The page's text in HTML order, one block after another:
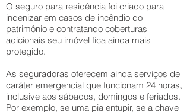
O seguro para residência foi criado para
indenizar em casos de incêndio do
patrimônio e contratando coberturas
adicionais seu imóvel fica ainda mais
protegido.
As seguradoras oferecem ainda serviços de
caráter emergencial que funcionam 24 horas,
inclusive aos sábados, domingos e feriados.
Por exemplo, se uma pia entupir, se a chave